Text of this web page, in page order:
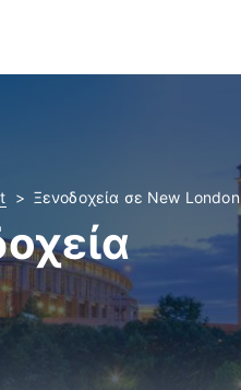
Ξενοδοχεία σε New London